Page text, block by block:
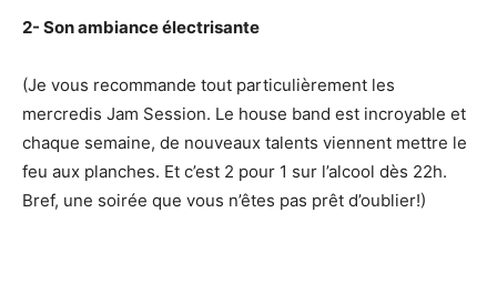
2- Son ambiance électrisante
(Je vous recommande tout particulièrement les
mercredis Jam Session. Le house band est incroyable et
chaque semaine, de nouveaux talents viennent mettre le
feu aux planches. Et c’est 2 pour 1 sur l’alcool dès 22h.
Bref, une soirée que vous n’êtes pas prêt d’oublier!)